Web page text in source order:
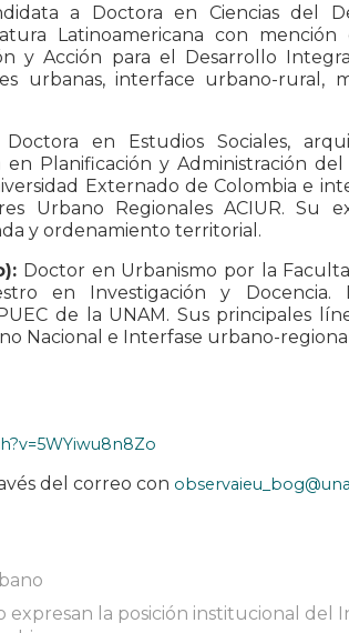
a Doctora en Ciencias del
Latinoamericana con mención
y Acción para el Desarrollo
urbanas, interface urbano-rural,
en Estudios Sociales,
Planificación y Administración del
Externado de Colombia e
Urbano Regionales ACIUR. Su
y ordenamiento territorial.
Doctor en Urbanismo por la
en Investigación y Docencia.
de la UNAM. Sus principales
Nacional e Interfase urbano-
del correo con
expresan la posición institucional del